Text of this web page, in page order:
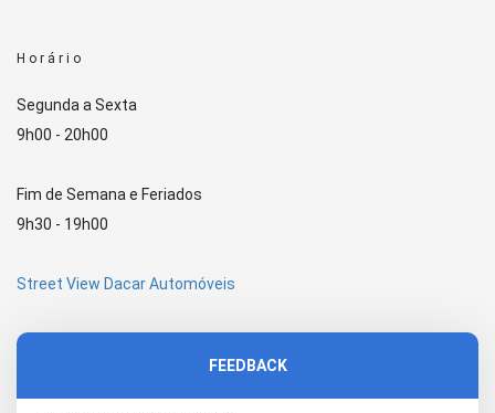
Horário
Segunda a Sexta
9h00 - 20h00
Fim de Semana e Feriados
9h30 - 19h00
Street View Dacar Automóveis
FEEDBACK